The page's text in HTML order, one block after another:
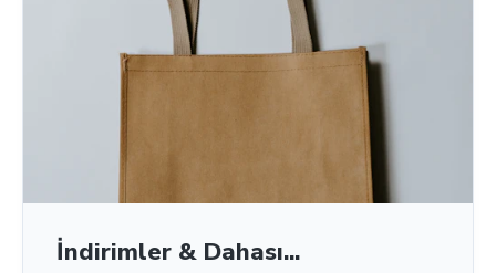
İndirimler & Dahası...